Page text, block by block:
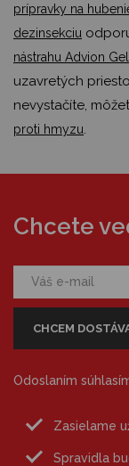
prípravky na
dezinsekciu
nástrahu Advion Gel
uzavretých
nevystačíte,
proti hmyzu.
Chcete
Odoslaním
Zasielame
Spravidla